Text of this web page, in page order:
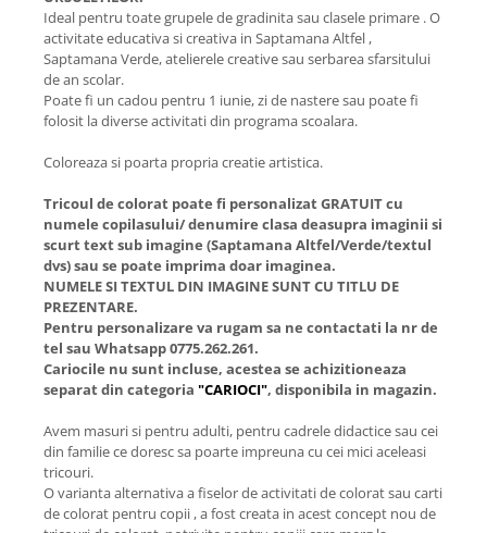
Ideal pentru toate grupele de gradinita sau clasele primare . O
activitate educativa si creativa in Saptamana Altfel ,
Saptamana Verde, atelierele creative sau serbarea sfarsitului
de an scolar.
Poate fi un cadou pentru 1 iunie, zi de nastere sau poate fi
folosit la diverse activitati din programa scoalara.
Coloreaza si poarta propria creatie artistica.
Tricoul de colorat poate fi personalizat GRATUIT cu
numele copilasului/ denumire clasa deasupra imaginii si
scurt text sub imagine (Saptamana Altfel/Verde/textul
dvs) sau se poate imprima doar imaginea.
NUMELE SI TEXTUL DIN IMAGINE SUNT CU TITLU DE
PREZENTARE.
Pentru personalizare va rugam sa ne contactati la nr de
tel sau Whatsapp 0775.262.261.
Cariocile nu sunt incluse, acestea se achizitioneaza
separat din categoria "CARIOCI", disponibila in magazin.
Avem masuri si pentru adulti, pentru cadrele didactice sau cei
din familie ce doresc sa poarte impreuna cu cei mici aceleasi
tricouri.
O varianta alternativa a fiselor de activitati de colorat sau carti
de colorat pentru copii , a fost creata in acest concept nou de